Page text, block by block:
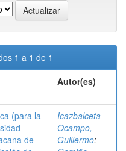
1 a 1 de 1
Autor(es)
(para la
de
Icazbalceta
Ocampo,
Guillermo;